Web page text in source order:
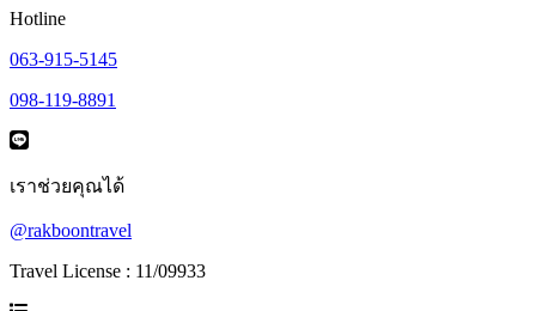
Hotline
063-915-5145
098-119-8891
เราช่วยคุณได้
@rakboontravel
Travel License : 11/09933